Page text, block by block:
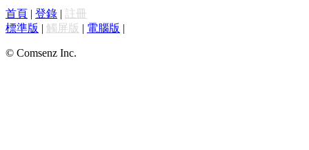
首頁 | 登錄 | 註冊
標準版 | 觸屏版 | 電腦版 |
© Comsenz Inc.